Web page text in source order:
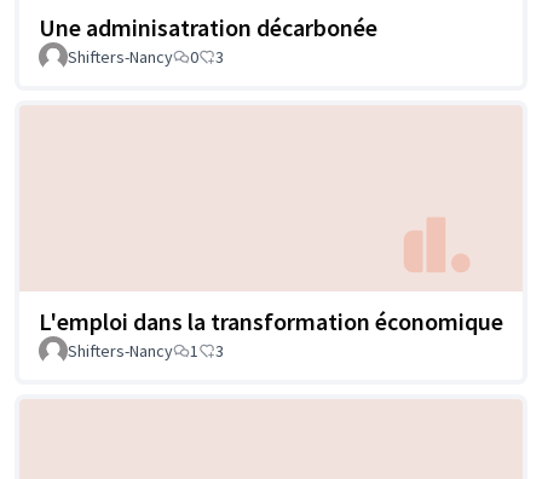
Une adminisatration décarbonée
Shifters-Nancy 0 3
L'emploi dans la transformation économique
Shifters-Nancy 1 3